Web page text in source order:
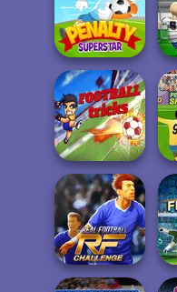
Football Run
Penalty
Superstar
Football Tricks